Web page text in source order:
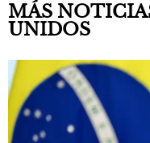
MÁS
UNIDOS